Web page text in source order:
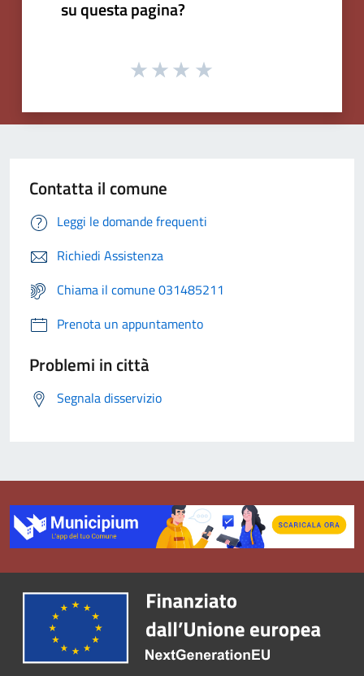
su questa pagina?
Contatta il comune
Leggi le domande frequenti
Richiedi Assistenza
Chiama il comune 031485211
Prenota un appuntamento
Problemi in città
Segnala disservizio